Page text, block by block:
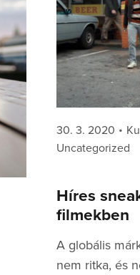
Posted
on
30. 3. 2020
Uncategorized
Híres
filmekben
A globális
nem ritka, és